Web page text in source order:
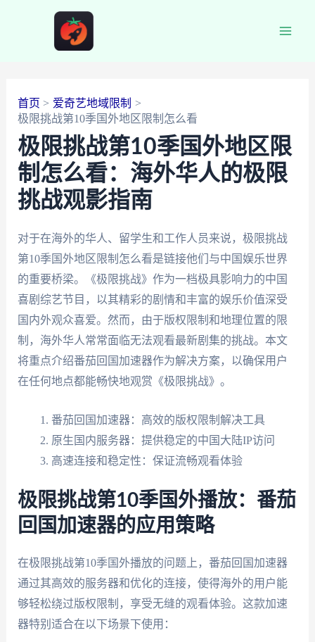
首页
爱奇艺地域限制
极限挑战第10季国外地区限制怎么看
极限挑战第10季国外地区限
制怎么看：海外华人的极限
挑战观影指南
对于在海外的华人、留学生和工作人员来说，极限挑战
第10季国外地区限制怎么看是链接他们与中国娱乐世界
的重要桥梁。《极限挑战》作为一档极具影响力的中国
喜剧综艺节目，以其精彩的剧情和丰富的娱乐价值深受
国内外观众喜爱。然而，由于版权限制和地理位置的限
制，海外华人常常面临无法观看最新剧集的挑战。本文
将重点介绍番茄回国加速器作为解决方案，以确保用户
在任何地点都能畅快地观赏《极限挑战》。
番茄回国加速器：高效的版权限制解决工具
原生国内服务器：提供稳定的中国大陆IP访问
高速连接和稳定性：保证流畅观看体验
极限挑战第10季国外播放：番茄
回国加速器的应用策略
在极限挑战第10季国外播放的问题上，番茄回国加速器
通过其高效的服务器和优化的连接，使得海外的用户能
够轻松绕过版权限制，享受无缝的观看体验。这款加速
器特别适合在以下场景下使用：